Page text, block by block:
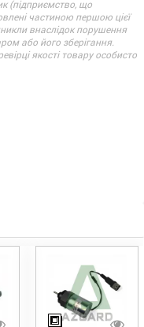
(підприємство, що
частиною першою цієї
внаслідок порушення
або його зберігання.
якості товару особисто